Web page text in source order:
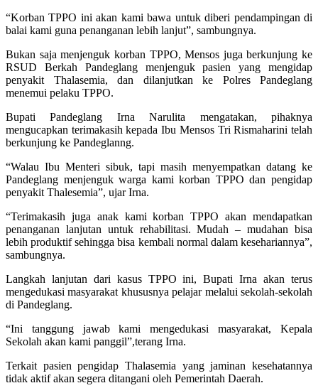
“Korban TPPO ini akan kami bawa untuk diberi pendampingan di
balai kami guna penanganan lebih lanjut”, sambungnya.
Bukan saja menjenguk korban TPPO, Mensos juga berkunjung ke
RSUD Berkah Pandeglang menjenguk pasien yang mengidap
penyakit Thalasemia, dan dilanjutkan ke Polres Pandeglang
menemui pelaku TPPO.
Bupati Pandeglang Irna Narulita mengatakan, pihaknya
mengucapkan terimakasih kepada Ibu Mensos Tri Rismaharini telah
berkunjung ke Pandeglanng.
“Walau Ibu Menteri sibuk, tapi masih menyempatkan datang ke
Pandeglang menjenguk warga kami korban TPPO dan pengidap
penyakit Thalesemia”, ujar Irna.
“Terimakasih juga anak kami korban TPPO akan mendapatkan
penanganan lanjutan untuk rehabilitasi. Mudah – mudahan bisa
lebih produktif sehingga bisa kembali normal dalam kesehariannya”,
sambungnya.
Langkah lanjutan dari kasus TPPO ini, Bupati Irna akan terus
mengedukasi masyarakat khususnya pelajar melalui sekolah-sekolah
di Pandeglang.
“Ini tanggung jawab kami mengedukasi masyarakat, Kepala
Sekolah akan kami panggil”,terang Irna.
Terkait pasien pengidap Thalasemia yang jaminan kesehatannya
tidak aktif akan segera ditangani oleh Pemerintah Daerah.